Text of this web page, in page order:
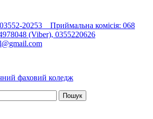
20253 Приймальна комісія: 068
(Viber), 0355220626
фаховий коледж